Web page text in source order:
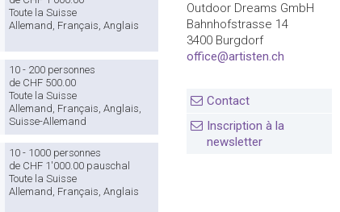
Toute la Suisse
Allemand, Français, Anglais
10 - 200 personnes
de CHF 500.00
Toute la Suisse
Allemand, Français, Anglais,
Suisse-Allemand
10 - 1000 personnes
de CHF 1'000.00 pauschal
Toute la Suisse
Allemand, Français, Anglais
Outdoor Dreams GmbH
Bahnhofstrasse 14
3400 Burgdorf
office@artisten.ch
Contact
Inscription à la
newsletter